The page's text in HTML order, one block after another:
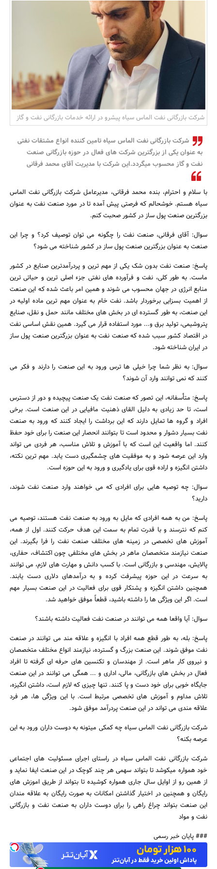
جستجو
شرکت بازرگانی نفت الماس سیاه پیشرو در ارائه خدمات بازرگانی نفت و گاز
شرکت بازرگانی نفت الماس سیاه تامین کننده انواع مشتقات نفتی
به عنوان یکی از بزرگترین شرکت های فعال در حوزه بازرگانی صنعت
نفت و گاز محسوب میگردد.این شرکت با مدیریت آقای محمد فرقانی
با سلام و احترام، بنده محمد فرقانی، مدیرعامل شرکت بازرگانی نفت الماس
سیاه هستم. خوشحالم که فرصتی پیش آمده تا در مورد صنعت نفت به عنوان
بزرگترین صنعت پول ساز در کشور صحبت کنم.
سوال: آقای فرقانی، صنعت نفت را چگونه می توان توصیف کرد؟ و چرا این
صنعت به عنوان بزرگترین صنعت پول ساز در کشور شناخته می شود؟
پاسخ: صنعت نفت بدون شک یکی از مهم ترین و پردرآمدترین صنایع در کشور
ماست. به طور کلی، نفت و فرآورده های نفتی جزء اصلی ترین و حیاتی ترین
منابع انرژی در جهان محسوب می شوند و همین امر باعث شده که این صنعت
از اهمیت بسزایی برخوردار باشد. نفت خام به عنوان مهم ترین ماده اولیه در
این صنعت، به طور گسترده ای در بخش های مختلف مانند حمل و نقل، صنایع
پتروشیمی، تولید برق و... مورد استفاده قرار می گیرد. همین نقش اساسی نفت
در اقتصاد کشور سبب شده که صنعت نفت به عنوان بزرگترین صنعت پول ساز
در ایران شناخته شود.
سوال: به نظر شما چرا خیلی ها ترس ورود به این صنعت را دارند و فکر می
کنند که نمی توانند وارد آن شوند؟
پاسخ: متأسفانه، این تصور که صنعت نفت یک صنعت پیچیده و دور از دسترس
است، تا حد زیادی به دلیل القای ذهنیت مافیایی در این صنعت است. برخی
افراد و گروه ها تمایل دارند که این برداشت را ایجاد کنند که ورود به صنعت
نفت بسیار دشوار و محدود است تا بتوانند انحصار این صنعت را برای خود حفظ
کنند. اما واقعیت این است که با آموزش و تلاش مناسب، هر فردی می تواند
وارد این عرصه شود و به موفقیت های چشمگیری دست یابد. مهم ترین نکته،
داشتن انگیزه و اراده قوی برای یادگیری و ورود به این حوزه است.
سوال: چه توصیه هایی برای افرادی که می خواهند وارد صنعت نفت شوند،
دارید؟
پاسخ: من به همه افرادی که مایل به ورود به صنعت نفت هستند، توصیه می
کنم که نترسند و با قدرت تمام به سمت این هدف حرکت کنند. اول از همه،
آموزش های تخصصی در زمینه های مختلف صنعت نفت را فرا بگیرند. این
صنعت نیازمند متخصصان ماهر در بخش های مختلفی چون اکتشاف، حفاری،
پالایش، مهندسی و بازرگانی است. با کسب دانش و مهارت های لازم، می توانند
به سرعت در این حوزه پیشرفت کرده و به درآمدهای دلاری دست یابند.
همچنین داشتن انگیزه و پشتکار قوی برای فعالیت در این صنعت بسیار مهم
است. اگر این ویژگی ها را داشته باشید، قطعاً موفق خواهید شد.
سوال: آیا واقعا همه می توانند در صنعت نفت فعالیت داشته باشند؟
پاسخ: بله، به طور قطع همه افراد با انگیزه و علاقه مند می توانند در صنعت
نفت موفق شوند. این صنعت بزرگ و گسترده، نیازمند انواع مختلف متخصصان
و نیروی کار ماهر است. از مهندسان و تکنسین های حرفه ای گرفته تا افراد
فعال در بخش های بازرگانی، مالی، اداری و ... همگی می توانند در این صنعت
جایگاه خوبی برای خود دست و پا کنند. تنها چیزی که لازم است، داشتن انگیزه،
تلاش مداوم و آموزش های تخصصی مرتبط است. با این ویژگی ها، هر فرد
علاقه مندی می تواند در این صنعت پردرآمد موفق شود.
شرکت بازرگانی نفت الماس سیاه چه کمکی میتونه به دوست داران ورود به این
عرصه بکنه؟
شرکت بازرگانی نفت الماس سیاه در راستای اجرای مسئولیت های اجتماعی
خود همواره میکوشد تا بتواند سهمی هر چند کوچک در این صنعت ایفا نماید و
از همین رو از اوایل سال جاری همواره کوشیده تا بتواند از طریق اموزش های
رایگان و همچنین در اختیار گذاشتن امکانات به صورت رایگان به علاقه مندان
این صنعت بتواند چراغ راهی را برای دوست داران به صنعت نفت و بازرگانی
نفت و مواد
### پایان خبر رسمی